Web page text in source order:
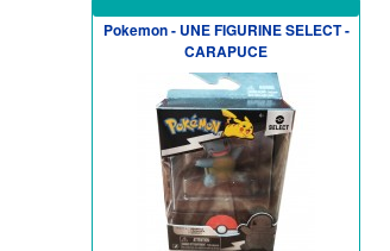
Pokemon - UNE FIGURINE SELECT -
CARAPUCE